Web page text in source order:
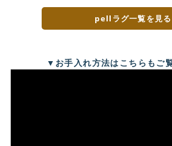
pellラグ一覧を見る
▼ お手入れ方法はこちらもご